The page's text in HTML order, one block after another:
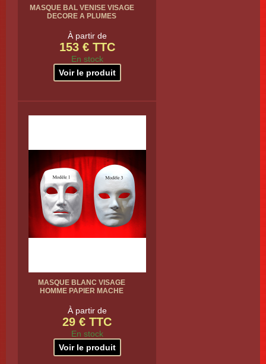
MASQUE BAL VENISE VISAGE
DECORE A PLUMES
À partir de
153 € TTC
En stock
Voir le produit
MASQUE BLANC VISAGE
HOMME PAPIER MACHE
À partir de
29 € TTC
En stock
Voir le produit